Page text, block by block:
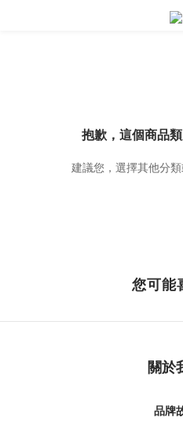
抱歉，這個商品
建議您，選擇其他分
您可能
關於
品牌